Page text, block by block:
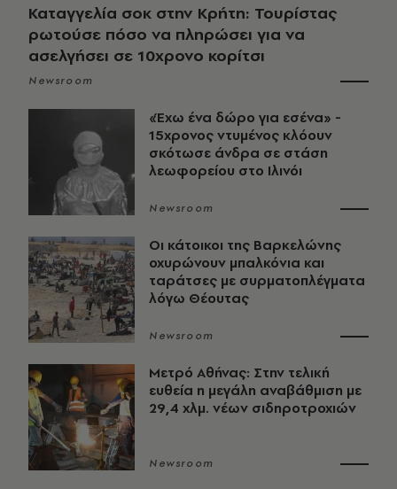
Καταγγελία σοκ στην Κρήτη: Τουρίστας
ρωτούσε πόσο να πληρώσει για να
ασελγήσει σε 10χρονο κορίτσι
Newsroom
«Έχω ένα δώρο για εσένα» -
15χρονος ντυμένος κλόουν
σκότωσε άνδρα σε στάση
λεωφορείου στο Ιλινόι
Newsroom
Οι κάτοικοι της Βαρκελώνης
οχυρώνουν μπαλκόνια και
ταράτσες με συρματοπλέγματα
λόγω Θέουτας
Newsroom
Μετρό Αθήνας: Στην τελική
ευθεία η μεγάλη αναβάθμιση με
29,4 χλμ. νέων σιδηροτροχιών
Newsroom